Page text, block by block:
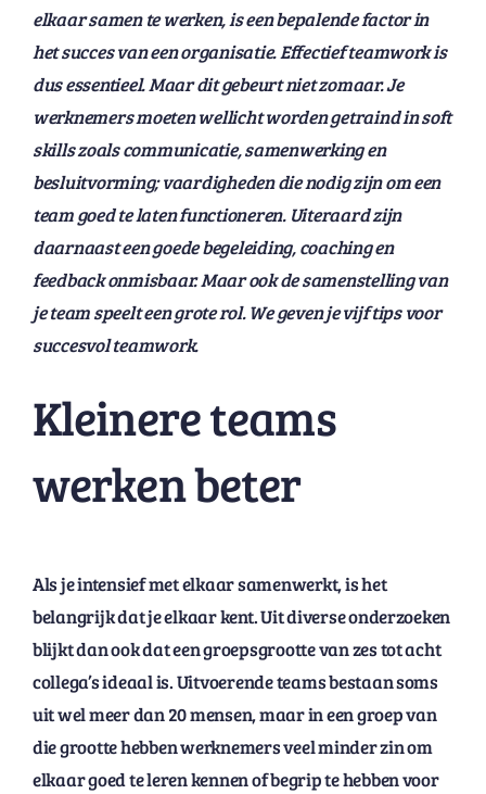
elkaar samen te werken, is een bepalende factor in
het succes van een organisatie. Effectief teamwork is
dus essentieel. Maar dit gebeurt niet zomaar. Je
werknemers moeten wellicht worden getraind in soft
skills zoals communicatie, samenwerking en
besluitvorming; vaardigheden die nodig zijn om een
team goed te laten functioneren. Uiteraard zijn
daarnaast een goede begeleiding, coaching en
feedback onmisbaar. Maar ook de samenstelling van
je team speelt een grote rol. We geven je vijf tips voor
succesvol teamwork.
Kleinere teams
werken beter
Als je intensief met elkaar samenwerkt, is het
belangrijk dat je elkaar kent. Uit diverse onderzoeken
blijkt dan ook dat een groepsgrootte van zes tot acht
collega’s ideaal is. Uitvoerende teams bestaan soms
uit wel meer dan 20 mensen, maar in een groep van
die grootte hebben werknemers veel minder zin om
elkaar goed te leren kennen of begrip te hebben voor